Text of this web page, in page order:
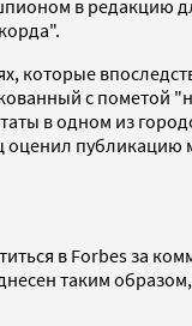
в редакцию
которые
с пометой
в одном из
оценил
в Forbes за
таким